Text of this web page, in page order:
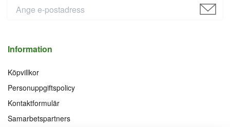
Information
Köpvillkor
Personuppgiftspolicy
Kontaktformulär
Samarbetspartners